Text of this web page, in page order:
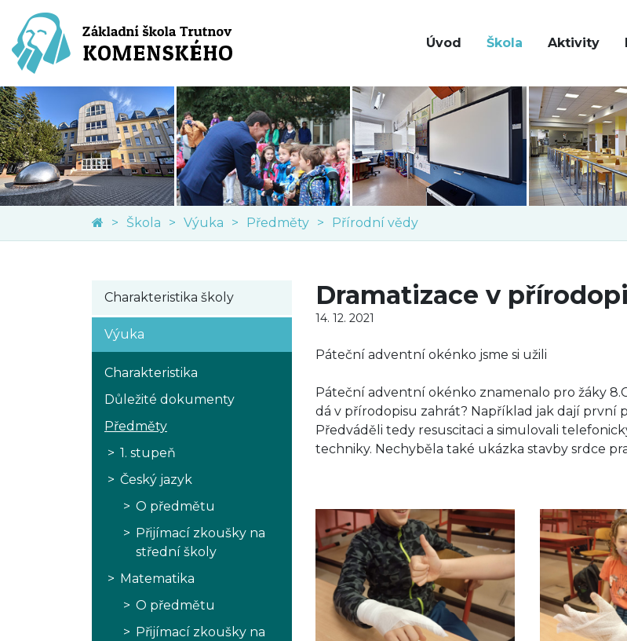
Úvod Škola Aktivity
Škola Výuka Předměty Přírodní vědy
Charakteristika školy
Výuka
Charakteristika
Důležité dokumenty
Předměty
1. stupeň
Český jazyk
O předmětu
Přijímací zkoušky na
střední školy
Matematika
O předmětu
Přijímací zkoušky na
Dramatizace v
14. 12. 2021
Páteční adventní okénko jsme si užili
Páteční adventní okénko znamenalo pro žáky
dá v přírodopisu zahrát? Například jak dají první
Předváděli tedy resuscitaci a simulovali
techniky. Nechyběla také ukázka stavby srdce